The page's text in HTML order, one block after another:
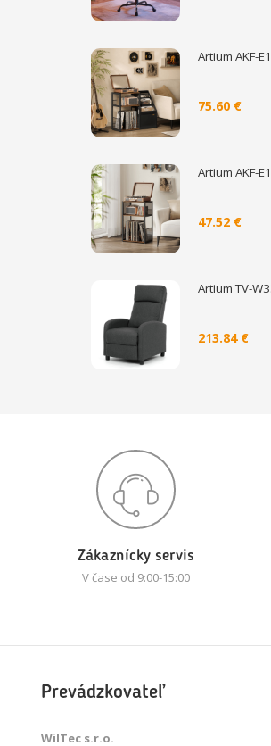
Artium AKF-
75.60 €
Artium AKF-
47.52 €
Artium TV-
213.84 €
Zákaznícky servis
V čase od 9:00-15:00
Prevádzkovateľ
WilTec s.r.o.